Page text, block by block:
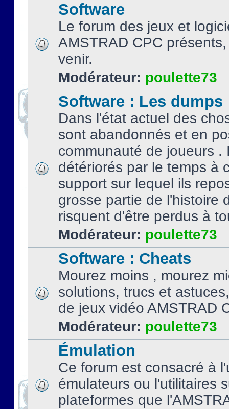
Software
Le forum des jeux et
AMSTRAD CPC
venir.
Modérateur: poulette73
Software : Les dumps
Dans l'état actuel des
sont abandonnés et en
communauté de joueurs .
détériorés par le temps à
support sur lequel ils
grosse partie de l'histoire
risquent d'être perdus à
Modérateur: poulette73
Software : Cheats
Mourez moins , mourez
solutions, trucs et
de jeux vidéo AMSTRAD
Modérateur: poulette73
Émulation
Ce forum est consacré à
émulateurs ou l'utilitaires
plateformes que